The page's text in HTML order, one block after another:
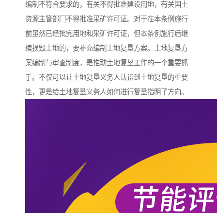
编制不符合要求的，有关不得批准建设用地，有关国土
资源主管部门不得批准采矿许可证。对于在本条例施行
前虽然已经批完用地和采矿许可证，但本条例施行后继
续损毁土地的，要补充编制土地复垦方案。土地复垦方
案编制与审查制度，是推动土地复垦工作的一个重要抓
手。不仅可以让土地复垦义务人认识到土地复垦的重要
性，更是给土地复垦义务人如何进行复垦指明了方向。